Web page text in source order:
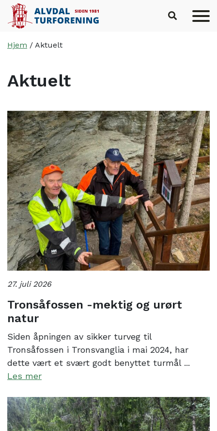
Hjem / Aktuelt
Aktuelt
27. juli 2026
Tronsåfossen -mektig og urørt
natur
Siden åpningen av sikker turveg til
Tronsåfossen i Tronsvanglia i mai 2024, har
dette vært et svært godt benyttet turmål ...
Les mer